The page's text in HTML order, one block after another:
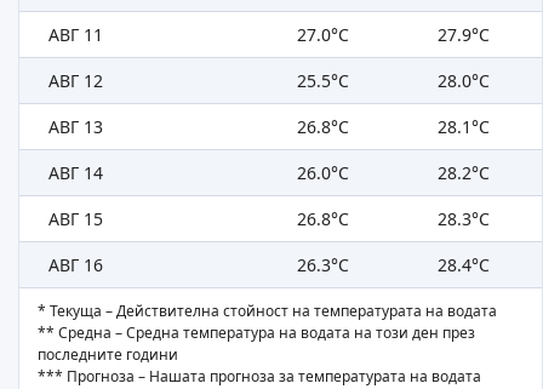
АВГ 11
27.0°C
27.9°C
АВГ 12
25.5°C
28.0°C
АВГ 13
26.8°C
28.1°C
АВГ 14
26.0°C
28.2°C
АВГ 15
26.8°C
28.3°C
АВГ 16
26.3°C 28.4°C
* Текуща – Действителна стойност на температурата на водата
** Средна – Средна температура на водата на този ден през
последните години
*** Прогноза – Нашата прогноза за температурата на водата